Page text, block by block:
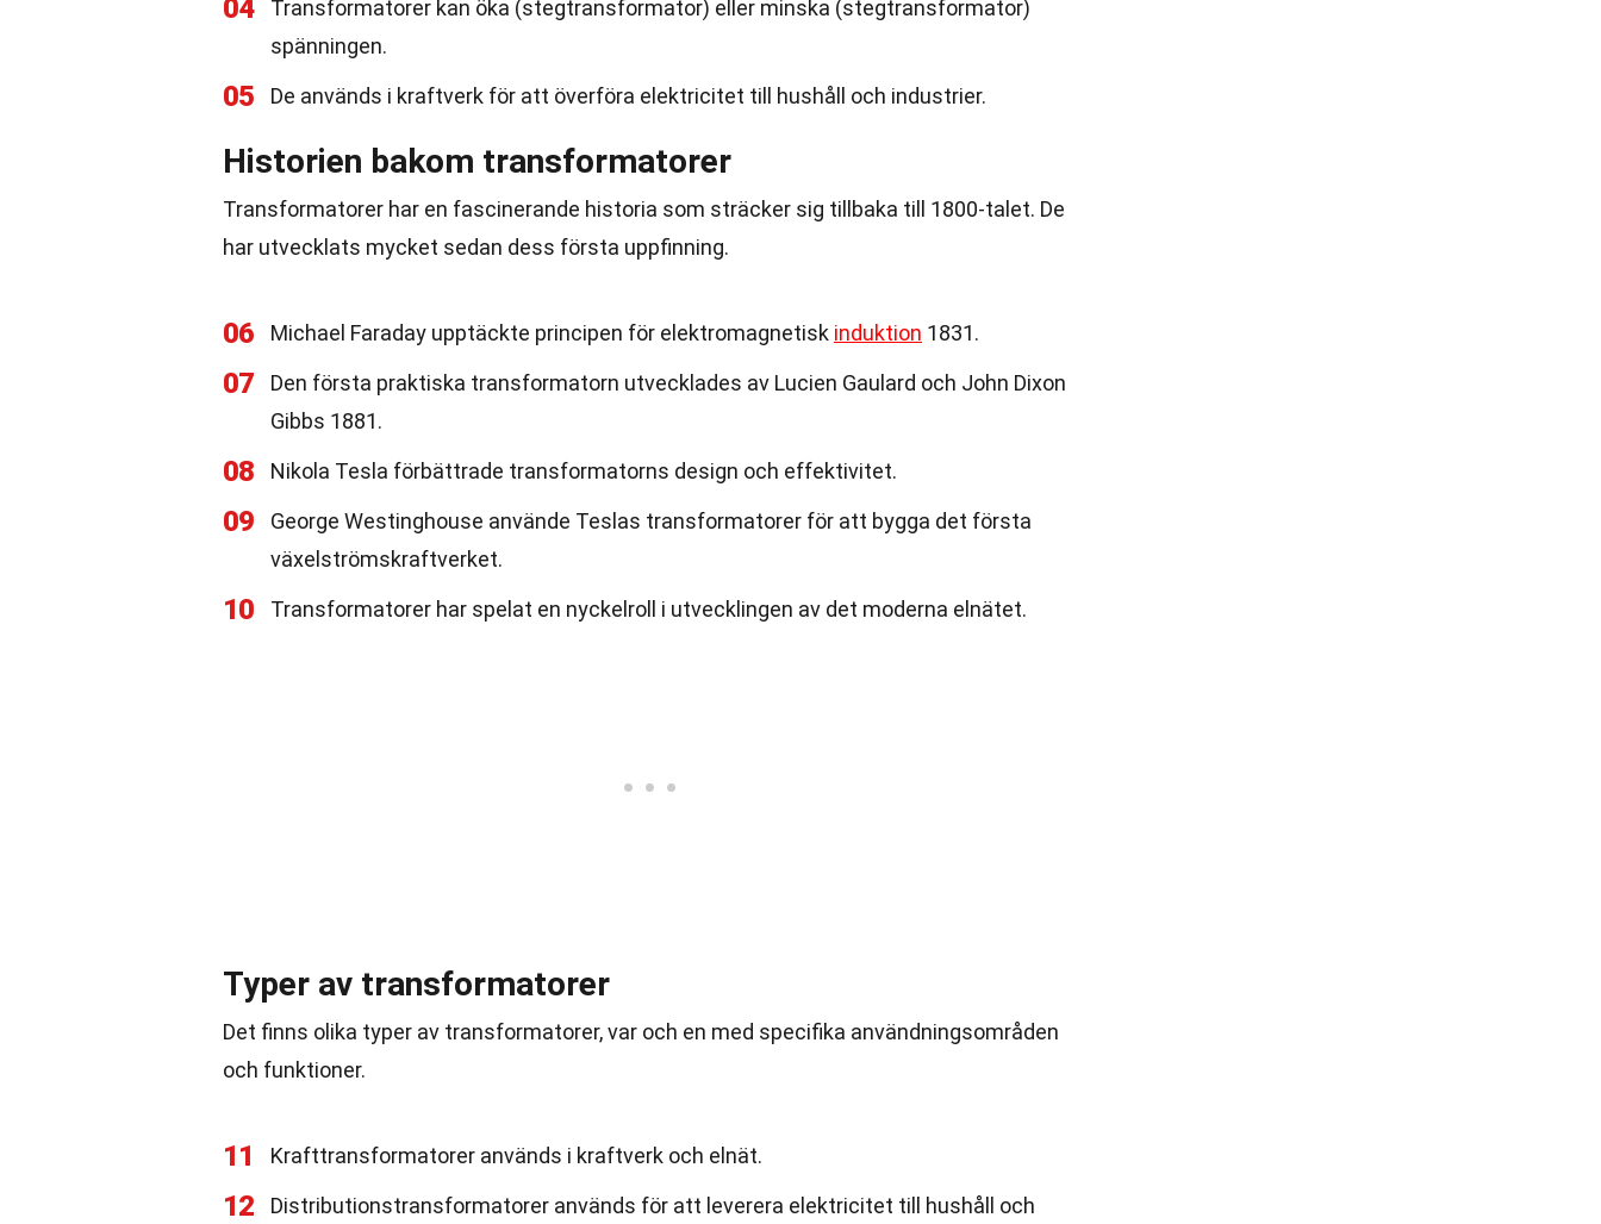
04
Transformatorer kan öka (stegtransformator) eller minska (stegtransformator)
spänningen.
05 De används i kraftverk för att överföra elektricitet till hushåll och industrier.
Historien bakom transformatorer
Transformatorer har en fascinerande historia som sträcker sig tillbaka till 1800-talet. De
har utvecklats mycket sedan dess första uppfinning.
06 Michael Faraday upptäckte principen för elektromagnetisk induktion 1831.
07
Den första praktiska transformatorn utvecklades av Lucien Gaulard och John Dixon
Gibbs 1881.
08 Nikola Tesla förbättrade transformatorns design och effektivitet.
09
George Westinghouse använde Teslas transformatorer för att bygga det första
växelströmskraftverket.
10 Transformatorer har spelat en nyckelroll i utvecklingen av det moderna elnätet.
Typer av transformatorer
Det finns olika typer av transformatorer, var och en med specifika användningsområden
och funktioner.
11 Krafttransformatorer används i kraftverk och elnät.
12
Distributionstransformatorer används för att leverera elektricitet till hushåll och